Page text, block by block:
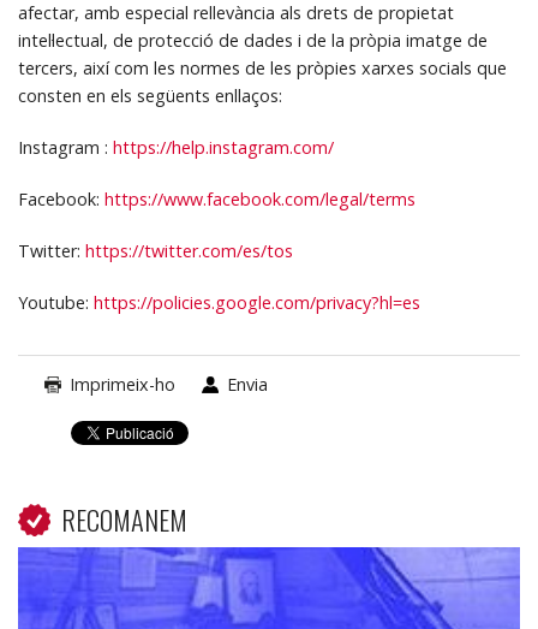
afectar, amb especial rellevància als drets de propietat
intel·lectual, de protecció de dades i de la pròpia imatge de
tercers, així com les normes de les pròpies xarxes socials que
consten en els següents enllaços:
Instagram : https://help.instagram.com/
Facebook: https://www.facebook.com/legal/terms
Twitter: https://twitter.com/es/tos
Youtube: https://policies.google.com/privacy?hl=es
Imprimeix-ho Envia
RECOMANEM